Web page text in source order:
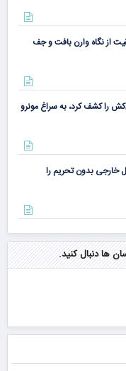
از نگاه وارن بافت و جف
را کشف کرد، به سراغ مونرو
خارجی بدون تحریم را
ها دنبال کنید.